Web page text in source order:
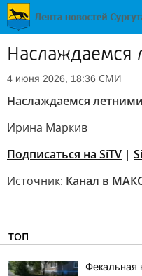
Наслаждаемся
4 июня 2026, 18:36 СМИ
Наслаждаемся
Ирина Маркив
Подписаться на SiTV |
Источник: Канал в
ТОП
Фекальная